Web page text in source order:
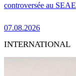
controversée au SEAE
07.08.2026
INTERNATIONAL